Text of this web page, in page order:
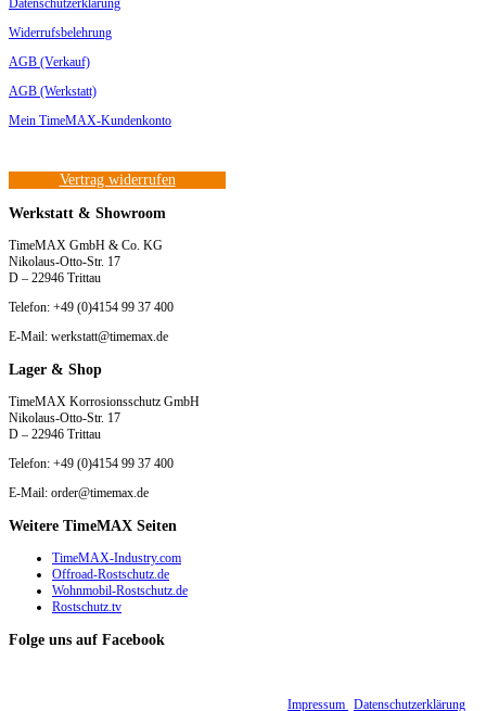
Datenschutzerklärung
Widerrufsbelehrung
AGB (Verkauf)
AGB (Werkstatt)
Mein TimeMAX-Kundenkonto
Vertrag widerrufen
Werkstatt & Showroom
TimeMAX GmbH & Co. KG
Nikolaus-Otto-Str. 17
D – 22946 Trittau
Telefon: +49 (0)4154 99 37 400
E-Mail: werkstatt@timemax.de
Lager & Shop
TimeMAX Korrosionsschutz GmbH
Nikolaus-Otto-Str. 17
D – 22946 Trittau
Telefon: +49 (0)4154 99 37 400
E-Mail: order@timemax.de
Weitere TimeMAX Seiten
TimeMAX-Industry.com
Offroad-Rostschutz.de
Wohnmobil-Rostschutz.de
Rostschutz.tv
Folge uns auf Facebook
Impressum Datenschutzerklärung